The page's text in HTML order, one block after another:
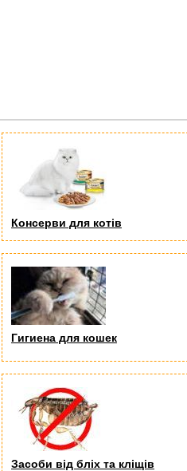
Консерви для котів
Гигиена для кошек
Засоби від бліх та кліщів